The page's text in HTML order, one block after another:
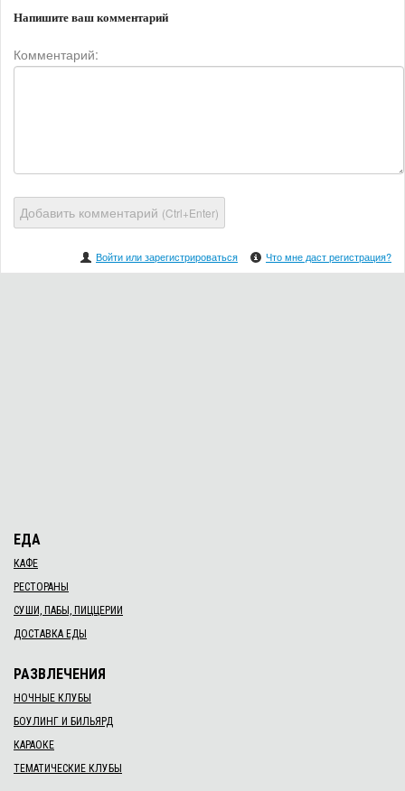
Напишите ваш комментарий
Комментарий:
Добавить комментарий (Ctrl+Enter)
Войти или зарегистрироваться Что мне даст регистрация?
ЕДА
КАФЕ
РЕСТОРАНЫ
СУШИ, ПАБЫ, ПИЦЦЕРИИ
ДОСТАВКА ЕДЫ
РАЗВЛЕЧЕНИЯ
НОЧНЫЕ КЛУБЫ
БОУЛИНГ И БИЛЬЯРД
КАРАОКЕ
ТЕМАТИЧЕСКИЕ КЛУБЫ